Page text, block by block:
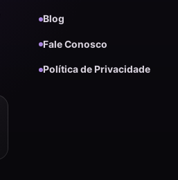
Blog
Fale Conosco
Política de Privacidade